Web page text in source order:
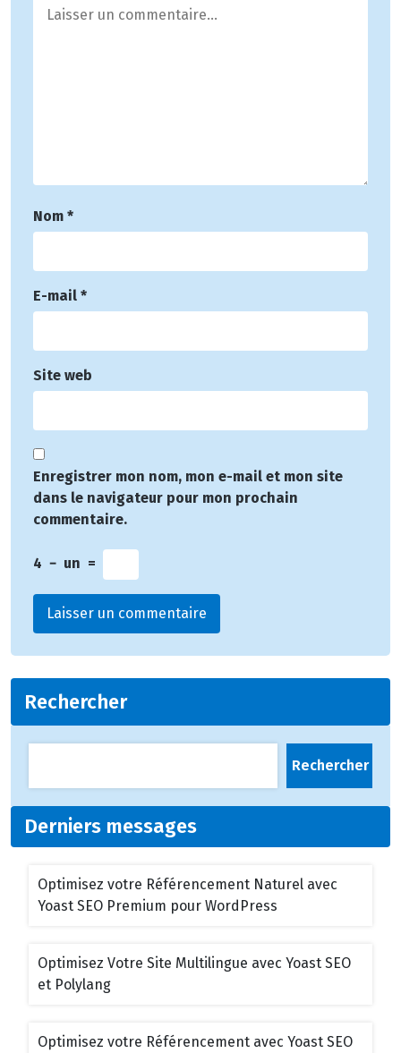
Nom *
E-mail *
Site web
Enregistrer mon nom, mon e-mail et mon site
dans le navigateur pour mon prochain
commentaire.
4 − un =
Rechercher
Rechercher
Derniers messages
Optimisez votre Référencement Naturel avec
Yoast SEO Premium pour WordPress
Optimisez Votre Site Multilingue avec Yoast SEO
et Polylang
Optimisez votre Référencement avec Yoast SEO